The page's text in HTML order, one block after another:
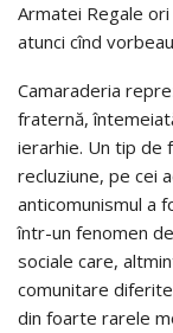
Armatei Regale
atunci cînd
Camaraderia
fraternă,
ierarhie. Un tip de
recluziune, pe cei
anticomunismul a
într-un fenomen
sociale care,
comunitare
din foarte rarele